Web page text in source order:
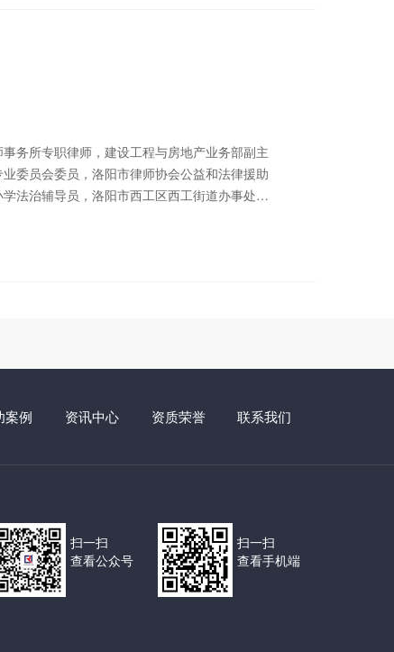
所专职律师，建设工程与房地产业务部副主
委员会委员，洛阳市律师协会公益和法律援助
法治辅导员，洛阳市西工区西工街道办事处西
个人‘’、“洛阳市律师协会2022年度律协工作先
高效的法律服务。同时，积极投身社会公益事
话：13526939873
案例 资讯中心 资质荣誉 联系我们
扫一扫
查看手机端
扫一扫
查看公众号